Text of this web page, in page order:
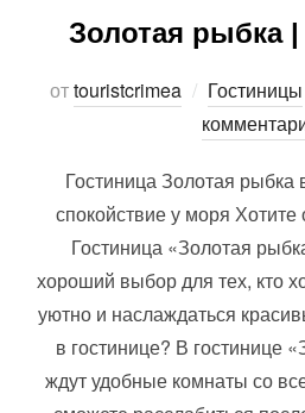
Золотая рыбка
отtouristcrimea Гостиницы
Гостиница Золотая рыбка
спокойствие у моря
Гостиница «Золотая
хороший выбор для тех, кто
уютно и наслаждаться
в гостинице? В гостинице
ждут удобные комнаты со